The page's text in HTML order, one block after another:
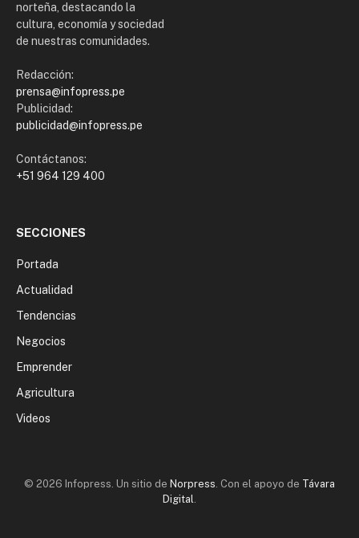
norteña, destacando la
cultura, economía y sociedad
de nuestras comunidades.
Redacción:
prensa@infopress.pe
Publicidad:
publicidad@infopress.pe
Contáctanos:
+51 964 129 400
SECCIONES
Portada
Actualidad
Tendencias
Negocios
Emprender
Agricultura
Videos
© 2026 Infopress. Un sitio de Norpress. Con el apoyo de Távara
Digital.